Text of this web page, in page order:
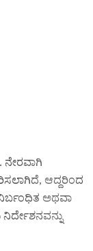
ನೇರವಾಗಿ
ಆದ್ದರಿಂದ
ನಿರ್ಬಂಧಿತ ಅಥವಾ
ನಿರ್ದೇಶನವನ್ನು